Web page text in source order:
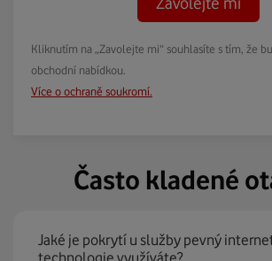
Kliknutím na „Zavolejte mi“ souhlasíte s tím, že
obchodní nabídkou.
Více o ochraně soukromí.
Často kladené
Jaké je pokrytí u služby pevný
technologie využíváte?